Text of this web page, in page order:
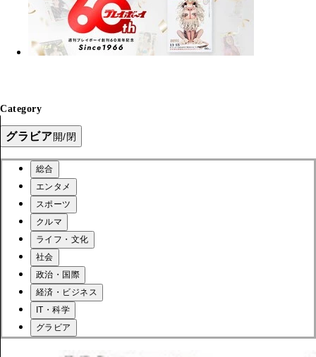
Category
グラビア開/閉
総合
エンタメ
スポーツ
クルマ
ライフ・文化
社会
政治・国際
経済・ビジネス
IT・科学
グラビア